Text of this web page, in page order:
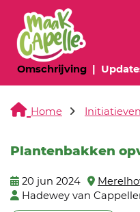
Omschrijving(huidige
Home Initiatieven
Plantenbakken
20 jun 2024
Hadewey van